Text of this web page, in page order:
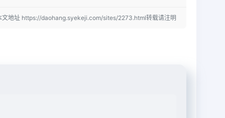
文地址 https://daohang.syekeji.com/sites/2273.html转载请注明